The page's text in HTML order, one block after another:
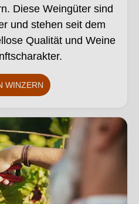
Diese Weingüter sind
und stehen seit dem
Qualität und Weine
WINZERN
mithilfe von KI verändert.